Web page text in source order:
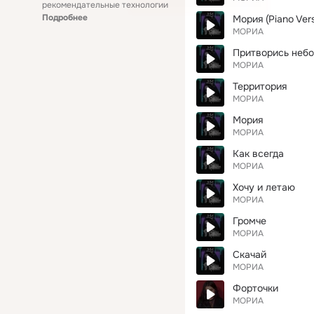
рекомендательные технологии
Подробнее
Мория (Piano
МОРИА
Притворись
МОРИА
Территория
МОРИА
Мория
МОРИА
Как всегда
МОРИА
Хочу и летаю
МОРИА
Громче
МОРИА
Скачай
МОРИА
Форточки
МОРИА